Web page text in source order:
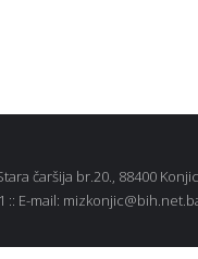
čaršija br.20., 88400
:: E-mail: